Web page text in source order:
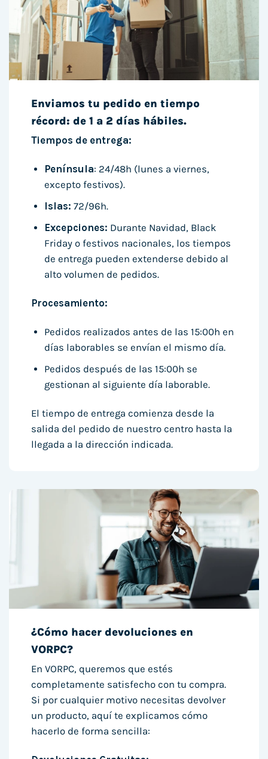
Enviamos tu pedido en tiempo
récord: de 1 a 2 días hábiles.
Tiempos de entrega:
Península: 24/48h (lunes a viernes,
excepto festivos).
Islas: 72/96h.
Excepciones: Durante Navidad, Black
Friday o festivos nacionales, los tiempos
de entrega pueden extenderse debido al
alto volumen de pedidos.
Procesamiento:
Pedidos realizados antes de las 15:00h en
días laborables se envían el mismo día.
Pedidos después de las 15:00h se
gestionan al siguiente día laborable.
El tiempo de entrega comienza desde la
salida del pedido de nuestro centro hasta la
llegada a la dirección indicada.
¿Cómo hacer devoluciones en
VORPC?
En VORPC, queremos que estés
completamente satisfecho con tu compra.
Si por cualquier motivo necesitas devolver
un producto, aquí te explicamos cómo
hacerlo de forma sencilla: